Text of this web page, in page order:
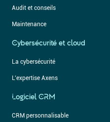
Audit et conseils
Maintenance
Cybersécurité et cloud
La cybersécurité
L’expertise Axens
Logiciel CRM
CRM personnalisable